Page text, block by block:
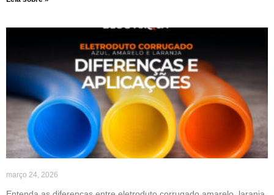
março 24, 2026